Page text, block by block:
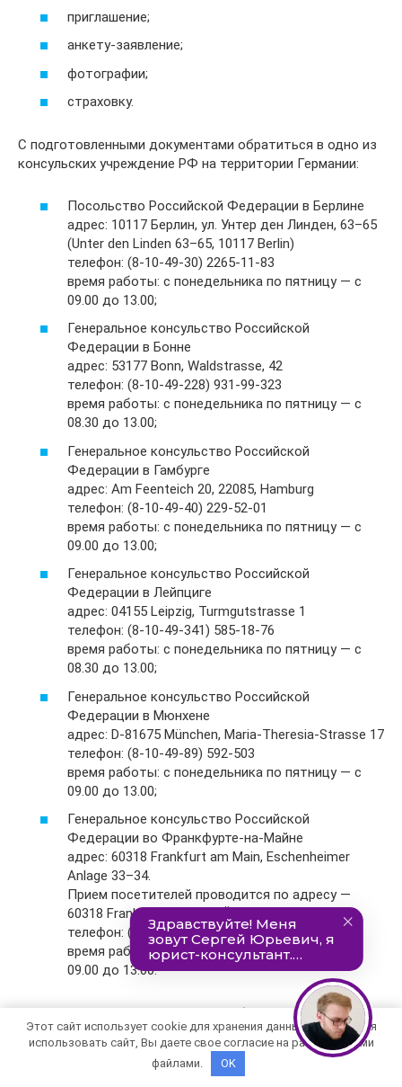
приглашение;
анкету-заявление;
фотографии;
страховку.
С подготовленными документами обратиться в одно из
консульских учреждение РФ на территории Германии:
Посольство Российской Федерации в Берлине
адрес: 10117 Берлин, ул. Унтер ден Линден, 63–65
(Unter den Linden 63–65, 10117 Berlin)
телефон: (8-10-49-30) 2265-11-83
время работы: с понедельника по пятницу — с
09.00 до 13.00;
Генеральное консульство Российской
Федерации в Бонне
адрес: 53177 Bonn, Waldstrasse, 42
телефон: (8-10-49-228) 931-99-323
время работы: с понедельника по пятницу — с
08.30 до 13.00;
Генеральное консульство Российской
Федерации в Гамбурге
адрес: Am Feenteich 20, 22085, Hamburg
телефон: (8-10-49-40) 229-52-01
время работы: с понедельника по пятницу — с
09.00 до 13.00;
Генеральное консульство Российской
Федерации в Лейпциге
адрес: 04155 Leipzig, Turmgutstrasse 1
телефон: (8-10-49-341) 585-18-76
время работы: с понедельника по пятницу — с
08.30 до 13.00;
Генеральное консульство Российской
Федерации в Мюнхене
адрес: D-81675 München, Maria-Theresia-Strasse 17
телефон: (8-10-49-89) 592-503
время работы: с понедельника по пятницу — с
09.00 до 13.00;
Генеральное консульство Российской
Федерации во Франкфурте-на-Майне
адрес: 60318 Frankfurt am Main, Eschenheimer
Anlage 33–34.
Прием посетителей проводится по адресу —
60318 Frankfurt am Main, Öderweg 16/18
телефон: (8-10-49-69) 596-74-503
время работы: с понедельника по пятницу — с
09.00 до 13.00.
Иностранные граждане могут не обращаться напрямую
в консульское учреждение, а воспользоваться услугами
одного из визовых центров, которые открыты с целью
повышения качества обслуживания граждан Германии,
Этот сайт использует cookie для хранения данных. Продолжая
использовать сайт, Вы даете свое согласие на работу с этими
файлами.
OK